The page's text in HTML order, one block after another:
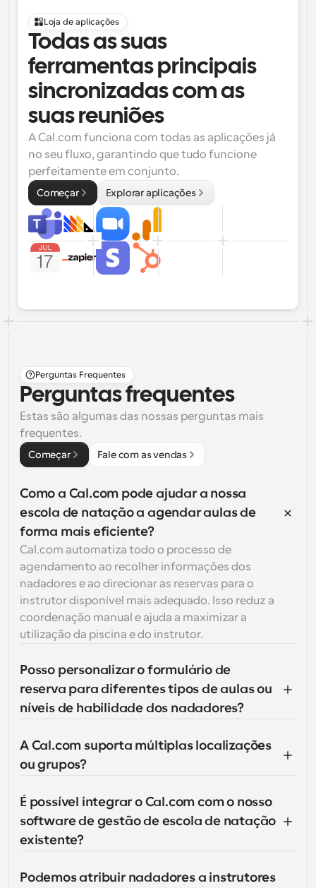
Loja de aplicações
Todas as suas
ferramentas principais
sincronizadas com as
suas reuniões
A Cal.com funciona com todas as aplicações já
no seu fluxo, garantindo que tudo funcione
perfeitamente em conjunto.
Começar Explorar aplicações
Perguntas Frequentes
Perguntas frequentes
Estas são algumas das nossas perguntas mais
frequentes.
Começar Fale com as vendas
Como a Cal.com pode ajudar a nossa
escola de natação a agendar aulas de
forma mais eficiente?
Cal.com automatiza todo o processo de
agendamento ao recolher informações dos
nadadores e ao direcionar as reservas para o
instrutor disponível mais adequado. Isso reduz a
coordenação manual e ajuda a maximizar a
utilização da piscina e do instrutor.
Posso personalizar o formulário de
reserva para diferentes tipos de aulas ou
níveis de habilidade dos nadadores?
A Cal.com suporta múltiplas localizações
ou grupos?
É possível integrar o Cal.com com o nosso
software de gestão de escola de natação
existente?
Podemos atribuir nadadores a instrutores